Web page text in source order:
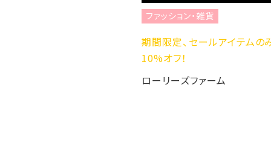
ファッション・雑貨
期間限定、セールアイテムの
10%オフ！
ローリーズファーム